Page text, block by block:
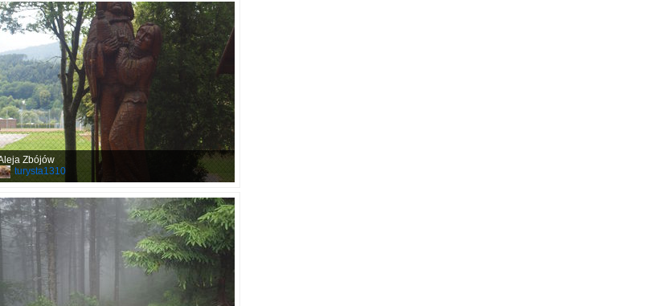
Zbójów
turysta1310